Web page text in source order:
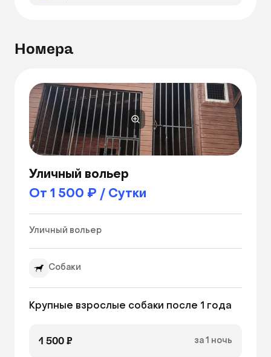
Номера
Уличный вольер
От 1 500 ₽ / Сутки
Уличный вольер
Собаки
Крупные взрослые собаки после 1 года
1 500 ₽ за 1 ночь